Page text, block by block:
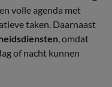
volle agenda met
taken. Daarnaast
, omdat
of nacht kunnen